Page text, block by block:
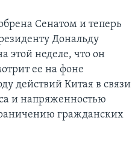
Сенатом и теперь
Дональду
этой неделе, что он
ее на фоне
действий Китая в связи
и напряженностью
гражданских